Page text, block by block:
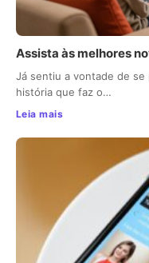
Assista às melhores
Já sentiu a vontade de se
história que faz o…
Leia mais